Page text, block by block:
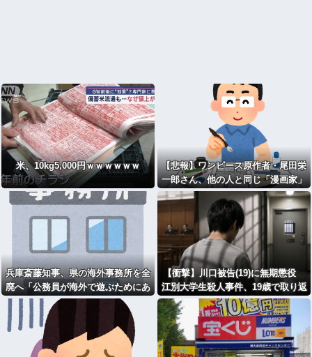
米、10kg5,000円ｗｗｗｗｗｗ
【悲報】ワンピース原作者・尾田栄
一郎さん、他の人と同じ「漫画家」
という肩書きに不満
兵庫斎藤知事、県の海外事務所を全
廃へ「公務員が海外で遊ぶためにあ
るだけ」 [963243619]
【衝撃】川口被告(19)に無期懲役
江別大学生殺人事件、19歳で取り返
しのつかない代償を背負うことに